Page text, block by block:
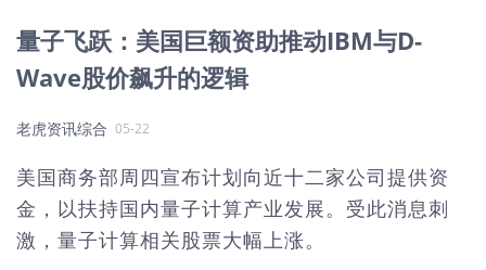
量子飞跃：美国巨额资助推动IBM与D-
Wave股价飙升的逻辑
老虎资讯综合 05-22
美国商务部周四宣布计划向近十二家公司提供资
金，以扶持国内量子计算产业发展。受此消息刺
激，量子计算相关股票大幅上涨。